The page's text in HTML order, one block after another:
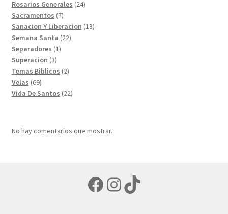
productos
Rosarios Generales 2424
Sacramentos 77
productos
Sanacion Y Liberacion 1313
Semana Santa 2222
Separadores 11
Superacion 33
productos
Temas Biblicos 22
Velas 6969
productos
Vida De Santos 2222
No hay comentarios que mostrar.
Facebook
Instagram
TikTok